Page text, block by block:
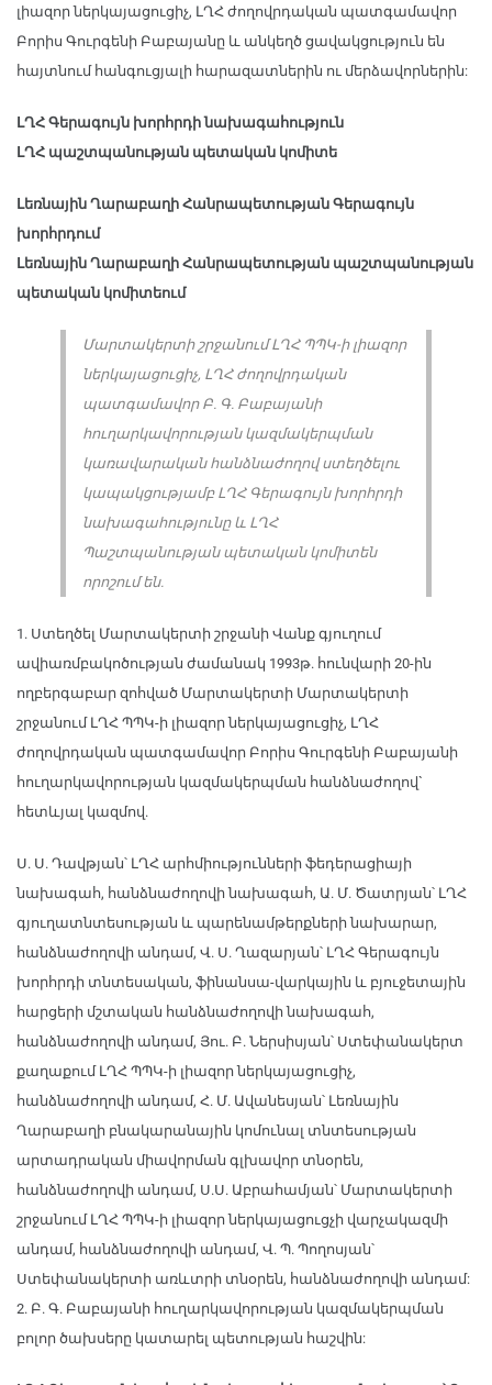
լիազոր ներկայացուցիչ, ԼՂՀ ժողովրդական պատգամավոր
Բորիս Գուրգենի Բաբայանը և անկեղծ ցավակցություն են
հայտնում հանգուցյալի հարազատներին ու մերձավորներին:
ԼՂՀ Գերագույն խորհրդի նախագահություն
ԼՂՀ պաշտպանության պետական կոմիտե
Լեռնային Ղարաբաղի Հանրապետության Գերագույն
խորհրդում
Լեռնային Ղարաբաղի Հանրապետության պաշտպանության
պետական կոմիտեում
Մարտակերտի շրջանում ԼՂՀ ՊՊԿ-ի լիազոր
ներկայացուցիչ, ԼՂՀ ժողովրդական
պատգամավոր Բ. Գ. Բաբայանի
հուղարկավորության կազմակերպման
կառավարական հանձնաժողով ստեղծելու
կապակցությամբ ԼՂՀ Գերագույն խորհրդի
նախագահությունը և ԼՂՀ
Պաշտպանության պետական կոմիտեն
որոշում են.
1. Ստեղծել Մարտակերտի շրջանի Վանք գյուղում
ավիառմբակոծության ժամանակ 1993թ. հունվարի 20-ին
ողբերգաբար զոհված Մարտակերտի Մարտակերտի
շրջանում ԼՂՀ ՊՊԿ-ի լիազոր ներկայացուցիչ, ԼՂՀ
ժողովրդական պատգամավոր Բորիս Գուրգենի Բաբայանի
հուղարկավորության կազմակերպման հանձնաժողով`
հետևյալ կազմով.
Ս. Ս. Դավթյան՝ ԼՂՀ արհմիությունների ֆեդերացիայի
նախագահ, հանձնաժողովի նախագահ, Ա. Մ. Ծատրյան՝ ԼՂՀ
գյուղատնտեսության և պարենամթերքների նախարար,
հանձնաժողովի անդամ, Վ. Ս. Ղազարյան՝ ԼՂՀ Գերագույն
խորհրդի տնտեսական, ֆինանսա-վարկային և բյուջետային
հարցերի մշտական հանձնաժողովի նախագահ,
հանձնաժողովի անդամ, Յու. Բ. Ներսիսյան՝ Ստեփանակերտ
քաղաքում ԼՂՀ ՊՊԿ-ի լիազոր ներկայացուցիչ,
հանձնաժողովի անդամ, Հ. Մ. Ավանեսյան՝ Լեռնային
Ղարաբաղի բնակարանային կոմունալ տնտեսության
արտադրական միավորման գլխավոր տնօրեն,
հանձնաժողովի անդամ, Ս.Ս. Աբրահամյան՝ Մարտակերտի
շրջանում ԼՂՀ ՊՊԿ-ի լիազոր ներկայացուցչի վարչակազմի
անդամ, հանձնաժողովի անդամ, Վ. Պ. Պողոսյան՝
Ստեփանակերտի առևտրի տնօրեն, հանձնաժողովի անդամ:
2. Բ. Գ. Բաբայանի հուղարկավորության կազմակերպման
բոլոր ծախսերը կատարել պետության հաշվին: